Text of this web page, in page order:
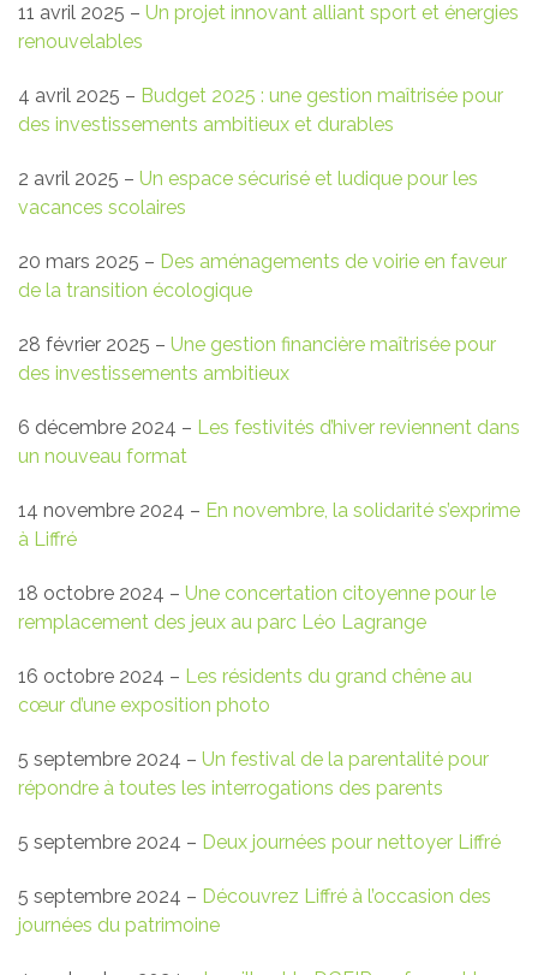
11 avril 2025 – Un projet innovant alliant sport et énergies
renouvelables
4 avril 2025 – Budget 2025 : une gestion maîtrisée pour
des investissements ambitieux et durables
2 avril 2025 – Un espace sécurisé et ludique pour les
vacances scolaires
20 mars 2025 – Des aménagements de voirie en faveur
de la transition écologique
28 février 2025 – Une gestion financière maîtrisée pour
des investissements ambitieux
6 décembre 2024 – Les festivités d’hiver reviennent dans
un nouveau format
14 novembre 2024 – En novembre, la solidarité s’exprime
à Liffré
18 octobre 2024 – Une concertation citoyenne pour le
remplacement des jeux au parc Léo Lagrange
16 octobre 2024 – Les résidents du grand chêne au
cœur d’une exposition photo
5 septembre 2024 – Un festival de la parentalité pour
répondre à toutes les interrogations des parents
5 septembre 2024 – Deux journées pour nettoyer Liffré
5 septembre 2024 – Découvrez Liffré à l’occasion des
journées du patrimoine